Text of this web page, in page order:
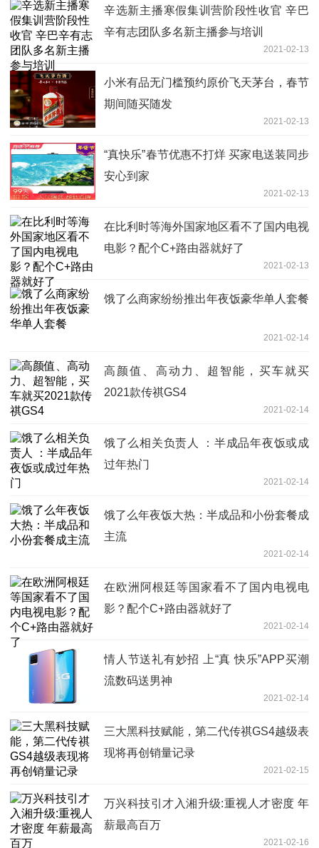
辛选新主播寒假集训营阶段性收官 辛巴
辛有志团队多名新主播参与培训
2021-02-13
小米有品无门槛预约原价飞天茅台，春节
期间随买随发
2021-02-13
“真快乐”春节优惠不打烊 买家电送装同步
安心到家
2021-02-13
在比利时等海外国家地区看不了国内电视
电影？配个C+路由器就好了
2021-02-13
饿了么商家纷纷推出年夜饭豪华单人套餐
2021-02-14
高颜值、高动力、超智能，买车就买
2021款传祺GS4
2021-02-14
饿了么相关负责人 ：半成品年夜饭或成
过年热门
2021-02-14
饿了么年夜饭大热：半成品和小份套餐成
主流
2021-02-14
在欧洲阿根廷等国家看不了国内电视电
影？配个C+路由器就好了
2021-02-14
情人节送礼有妙招 上“真 快乐”APP买潮
流数码送男神
2021-02-14
三大黑科技赋能，第二代传祺GS4越级表
现将再创销量记录
2021-02-15
万兴科技引才入湘升级:重视人才密度 年
薪最高百万
2021-02-16